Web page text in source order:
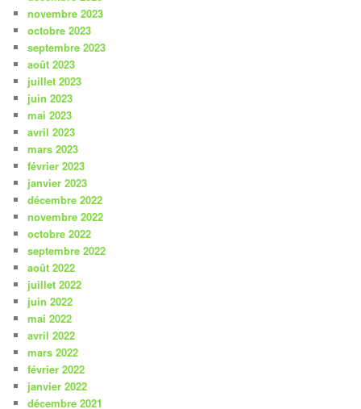
novembre 2023
octobre 2023
septembre 2023
août 2023
juillet 2023
juin 2023
mai 2023
avril 2023
mars 2023
février 2023
janvier 2023
décembre 2022
novembre 2022
octobre 2022
septembre 2022
août 2022
juillet 2022
juin 2022
mai 2022
avril 2022
mars 2022
février 2022
janvier 2022
décembre 2021